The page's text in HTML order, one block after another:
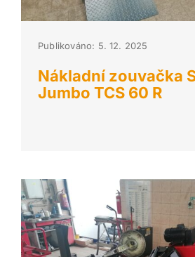
Publikováno: 5. 12. 2025
Nákladní zouvačka
Jumbo TCS 60 R